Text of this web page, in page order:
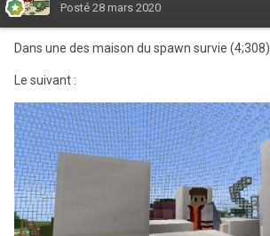
Posté 28 mars 2020
Dans une des maison du spawn survie (4;308)
Le suivant :